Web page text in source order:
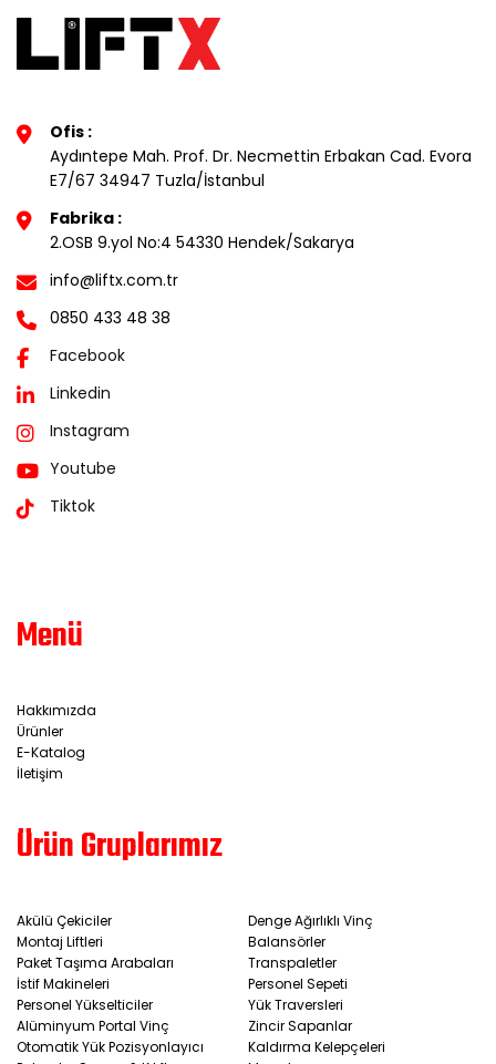
Ofis :
Aydıntepe Mah. Prof. Dr. Necmettin Erbakan Cad. Evora
E7/67 34947 Tuzla/İstanbul
Fabrika :
2.OSB 9.yol No:4 54330 Hendek/Sakarya
info@liftx.com.tr
0850 433 48 38
Facebook
Linkedin
Instagram
Youtube
Tiktok
Menü
Hakkımızda
Ürünler
E-Katalog
İletişim
Ürün Gruplarımız
Akülü Çekiciler
Denge Ağırlıklı Vinç
Montaj Liftleri
Balansörler
Paket Taşıma Arabaları
Transpaletler
İstif Makineleri
Personel Sepeti
Personel Yükselticiler
Yük Traversleri
Alüminyum Portal Vinç
Zincir Sapanlar
Otomatik Yük Pozisyonlayıcı
Kaldırma Kelepçeleri